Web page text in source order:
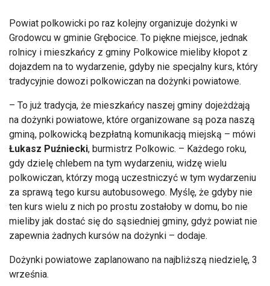
Powiat polkowicki po raz kolejny organizuje dożynki w
Grodowcu w gminie Grębocice. To piękne miejsce, jednak
rolnicy i mieszkańcy z gminy Polkowice mieliby kłopot z
dojazdem na to wydarzenie, gdyby nie specjalny kurs, który
tradycyjnie dowozi polkowiczan na dożynki powiatowe.
– To już tradycja, że mieszkańcy naszej gminy dojeżdżają
na dożynki powiatowe, które organizowane są poza naszą
gminą, polkowicką bezpłatną komunikacją miejską – mówi
Łukasz Puźniecki, burmistrz Polkowic. – Każdego roku,
gdy dzielę chlebem na tym wydarzeniu, widzę wielu
polkowiczan, którzy mogą uczestniczyć w tym wydarzeniu
za sprawą tego kursu autobusowego. Myślę, że gdyby nie
ten kurs wielu z nich po prostu zostałoby w domu, bo nie
mieliby jak dostać się do sąsiedniej gminy, gdyż powiat nie
zapewnia żadnych kursów na dożynki – dodaje.
Dożynki powiatowe zaplanowano na najbliższą niedzielę, 3
września.